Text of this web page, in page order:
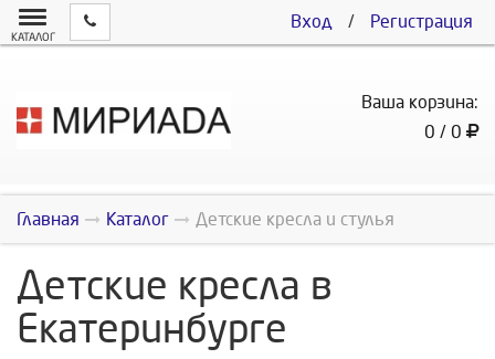
Вход / Регистрация
КАТАЛОГ
Ваша корзина:
0 / 0
Главная Каталог Детские кресла и стулья
Детские кресла в
Екатеринбурге